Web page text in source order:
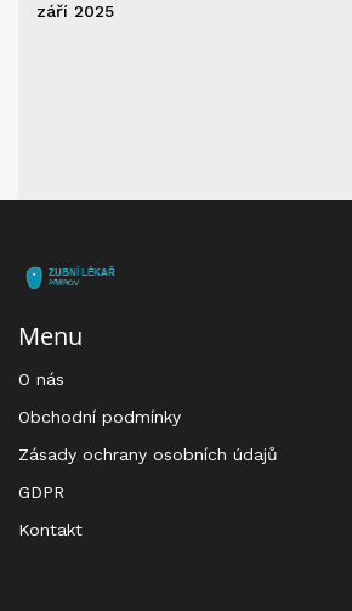
září 2025
Menu
O nás
Obchodní podmínky
Zásady ochrany osobních údajů
GDPR
Kontakt